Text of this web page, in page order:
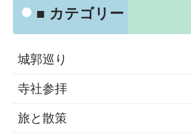
■ カテゴリー
城郭巡り
寺社参拝
旅と散策